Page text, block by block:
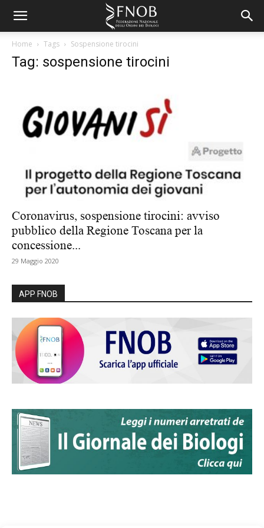
Home Tags Sospensione tirocini
Tag: sospensione tirocini
Coronavirus, sospensione tirocini: avviso
pubblico della Regione Toscana per la
concessione...
29 Maggio 2020
APP FNOB